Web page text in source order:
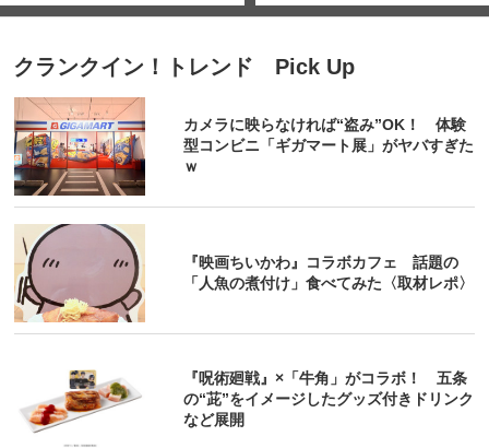
クランクイン！トレンド Pick Up
カメラに映らなければ“盗み”OK！ 体験
型コンビニ「ギガマート展」がヤバすぎた
ｗ
『映画ちいかわ』コラボカフェ 話題の
「人魚の煮付け」食べてみた〈取材レポ〉
『呪術廻戦』×「牛角」がコラボ！ 五条
の“茈”をイメージしたグッズ付きドリンク
など展開